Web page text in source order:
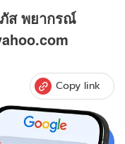
ส พยากรณ์
Copy link